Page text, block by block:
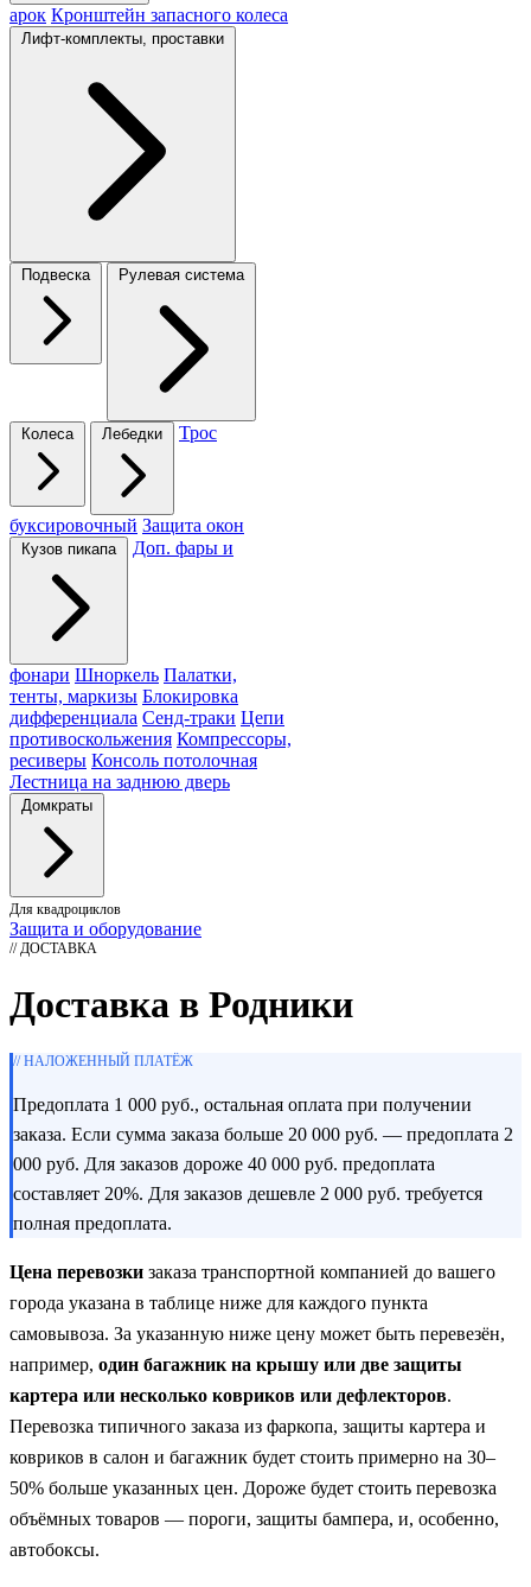
арок Кронштейн запасного колеса
Лифт-комплекты, проставки
Подвеска Рулевая система
Колеса Лебедки Трос
буксировочный Защита окон
Кузов пикапа Доп. фары и
фонари Шноркель Палатки,
тенты, маркизы Блокировка
дифференциала Сенд-траки Цепи
противоскольжения Компрессоры,
ресиверы Консоль потолочная
Лестница на заднюю дверь
Домкраты
Для квадроциклов
Защита и оборудование
// ДОСТАВКА
Доставка в Родники
// НАЛОЖЕННЫЙ ПЛАТЁЖ
Предоплата 1 000 руб., остальная оплата при получении
заказа. Если сумма заказа больше 20 000 руб. — предоплата 2
000 руб. Для заказов дороже 40 000 руб. предоплата
составляет 20%. Для заказов дешевле 2 000 руб. требуется
полная предоплата.
Цена перевозки заказа транспортной компанией до вашего
города указана в таблице ниже для каждого пункта
самовывоза. За указанную ниже цену может быть перевезён,
например, один багажник на крышу или две защиты
картера или несколько ковриков или дефлекторов.
Перевозка типичного заказа из фаркопа, защиты картера и
ковриков в салон и багажник будет стоить примерно на 30–
50% больше указанных цен. Дороже будет стоить перевозка
объёмных товаров — пороги, защиты бампера, и, особенно,
автобоксы.